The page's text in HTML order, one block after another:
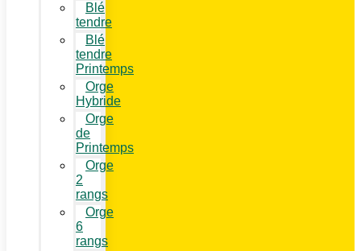
Blé
tendre
Blé
tendre
Printemps
Orge
Hybride
Orge
de
Printemps
Orge
2
rangs
Orge
6
rangs